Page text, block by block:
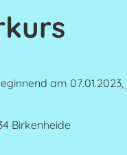
am 07.01.2023,
Birkenheide